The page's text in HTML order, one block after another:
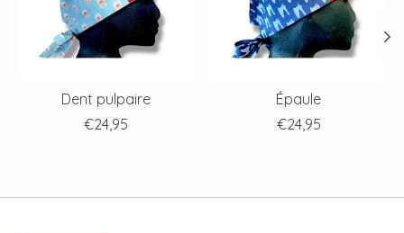
Dent pulpaire
€24,95
Épaule
€24,95